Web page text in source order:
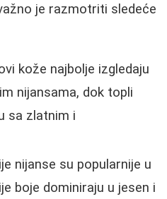
je razmotriti sledeće
kože najbolje izgledaju
nijansama, dok topli
sa zlatnim i
nijanse su popularnije u
boje dominiraju u jesen i